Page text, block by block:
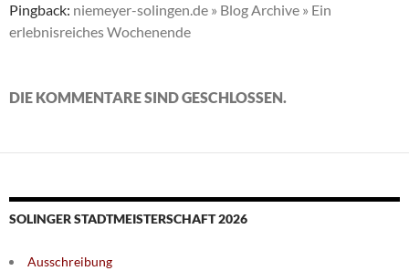
Pingback: niemeyer-solingen.de » Blog Archive » Ein
erlebnisreiches Wochenende
DIE KOMMENTARE SIND GESCHLOSSEN.
SOLINGER STADTMEISTERSCHAFT 2026
Ausschreibung